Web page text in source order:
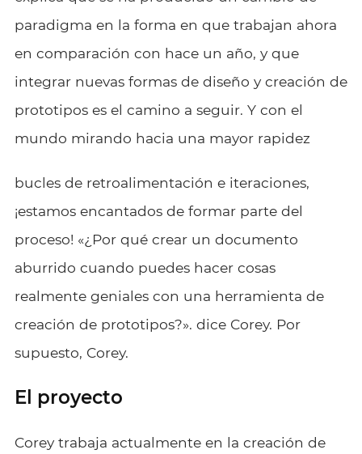
paradigma en la forma en que trabajan ahora
en comparación con hace un año, y que
integrar nuevas formas de diseño y creación de
prototipos es el camino a seguir. Y con el
mundo mirando hacia una mayor rapidez
bucles de retroalimentación e iteraciones,
¡estamos encantados de formar parte del
proceso! «¿Por qué crear un documento
aburrido cuando puedes hacer cosas
realmente geniales con una herramienta de
creación de prototipos?». dice Corey. Por
supuesto, Corey.
El proyecto
Corey trabaja actualmente en la creación de